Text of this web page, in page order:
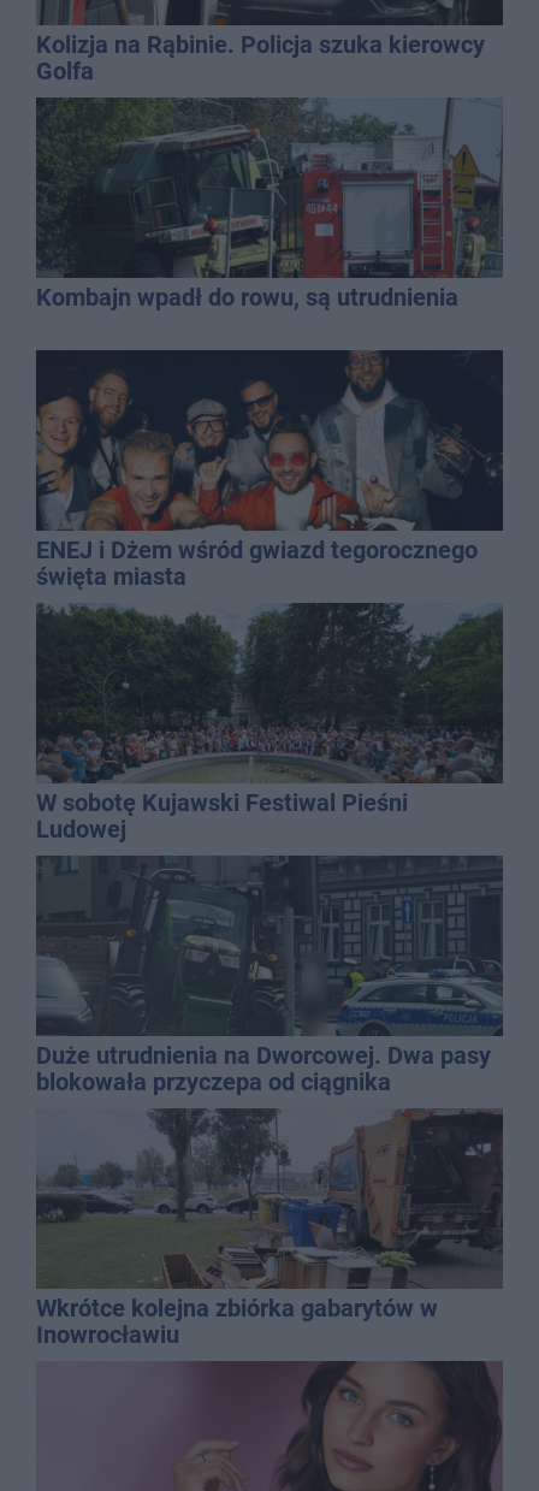
Kolizja na Rąbinie. Policja szuka kierowcy
Golfa
Kombajn wpadł do rowu, są utrudnienia
ENEJ i Dżem wśród gwiazd tegorocznego
święta miasta
W sobotę Kujawski Festiwal Pieśni
Ludowej
Duże utrudnienia na Dworcowej. Dwa pasy
blokowała przyczepa od ciągnika
Wkrótce kolejna zbiórka gabarytów w
Inowrocławiu